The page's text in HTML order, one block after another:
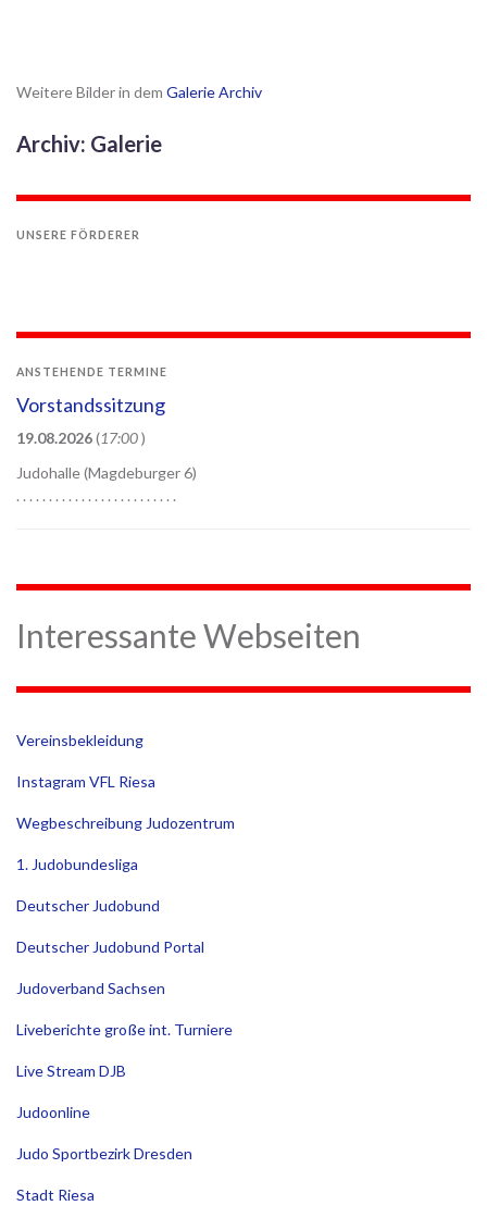
Weitere Bilder in dem Galerie Archiv
Archiv: Galerie
UNSERE FÖRDERER
ANSTEHENDE TERMINE
Vorstandssitzung
19.08.2026(17:00)
Judohalle (Magdeburger 6)
. . . . . . . . . . . . . . . . . . . . . . . . .
Interessante Webseiten
Vereinsbekleidung
Instagram VFL Riesa
Wegbeschreibung Judozentrum
1. Judobundesliga
Deutscher Judobund
Deutscher Judobund Portal
Judoverband Sachsen
Liveberichte große int. Turniere
Live Stream DJB
Judoonline
Judo Sportbezirk Dresden
Stadt Riesa